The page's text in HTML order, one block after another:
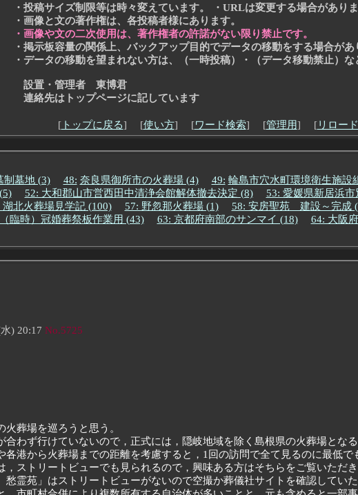
・投稿サイズ制限等は時々変えています。
・URLは変更する場合がありま
・画像と文の著作権は、各投稿者様にあります。
・画像や文の二次使用は、著作権者の許諾がない限り禁止です。
・掲示板容量の関係上、バックアップ目的でデータの移動をする場合があ
・データの移動を望まれない方は、（一時投稿）・（データ移動禁止）な
設置・管理者 東博君
連絡先はトップページに記しています
[トップに戻る] [使い方] [ワード検索] [管理用] [リロード
制墓地 (3) 48: 奈良県御所市の火葬場 (4) 49: 輪島市穴水町環境衛生施設
52: 大和郡山市営西田中清浄会館解体撤去決定 (8) 53: 愛媛県新居浜
湖北火葬場見学記 (100) 57: 野忽那火葬場 (1) 58: 安房聖苑 建設～完成
臨時）冠婚葬祭板作業用 (43) 63: 京都府南部のサンマイ (18) 64: 大阪
) 20:17 No.5725
葬場を巡ろうと思う。
わず行けていないので，正式には，隠岐地域を除く島根県の火葬場となる
各港から火葬場までの距離を考慮すると，1回の訪問で全て見るのに最低で
ストリートビューでも見られるので，興味ある方はそちらをご覧いただき
霊苑」はストリートビューがないので空撮か葬儀社サイトを確認していた